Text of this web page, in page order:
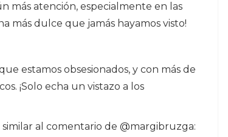
más atención, especialmente en las
más dulce que jamás hayamos visto!
estamos obsesionados, y con más de
¡Solo echa un vistazo a los
al comentario de @margibruzga: